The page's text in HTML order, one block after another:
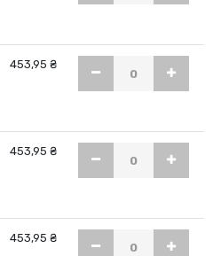
453,95 ₴
453,95 ₴
453,95 ₴